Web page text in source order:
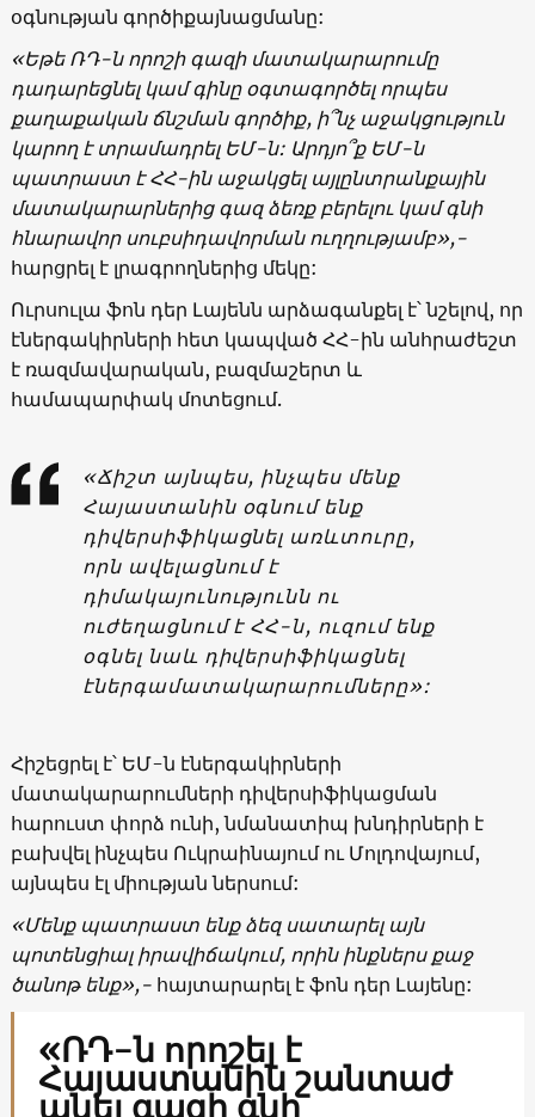
օգնության գործիքայնացմանը:
«Եթե ՌԴ-ն որոշի գազի մատակարարումը
դադարեցնել կամ գինը օգտագործել որպես
քաղաքական ճնշման գործիք, ի՞նչ աջակցություն
կարող է տրամադրել ԵՄ-ն: Արդյո՞ք ԵՄ-ն
պատրաստ է ՀՀ-ին աջակցել այլընտրանքային
մատակարարներից գազ ձեռք բերելու կամ գնի
հնարավոր սուբսիդավորման ուղղությամբ»,-
հարցրել է լրագրողներից մեկը:
Ուրսուլա ֆոն դեր Լայենն արձագանքել է՝ նշելով, որ
էներգակիրների հետ կապված ՀՀ-ին անհրաժեշտ
է ռազմավարական, բազմաշերտ և
համապարփակ մոտեցում.
«Ճիշտ այնպես, ինչպես մենք
Հայաստանին օգնում ենք
դիվերսիֆիկացնել առևտուրը,
որն ավելացնում է
դիմակայունությունն ու
ուժեղացնում է ՀՀ-ն, ուզում ենք
օգնել նաև դիվերսիֆիկացնել
էներգամատակարարումները»:
Հիշեցրել է՝ ԵՄ-ն էներգակիրների
մատակարարումների դիվերսիֆիկացման
հարուստ փորձ ունի, նմանատիպ խնդիրների է
բախվել ինչպես Ուկրաինայում ու Մոլդովայում,
այնպես էլ միության ներսում:
«Մենք պատրաստ ենք ձեզ սատարել այն
պոտենցիալ իրավիճակում, որին ինքներս քաջ
ծանոթ ենք»,-հայտարարել է ֆոն դեր Լայենը:
«ՌԴ-ն որոշել է
Հայաստանին շանտաժ
անել գազի գնի